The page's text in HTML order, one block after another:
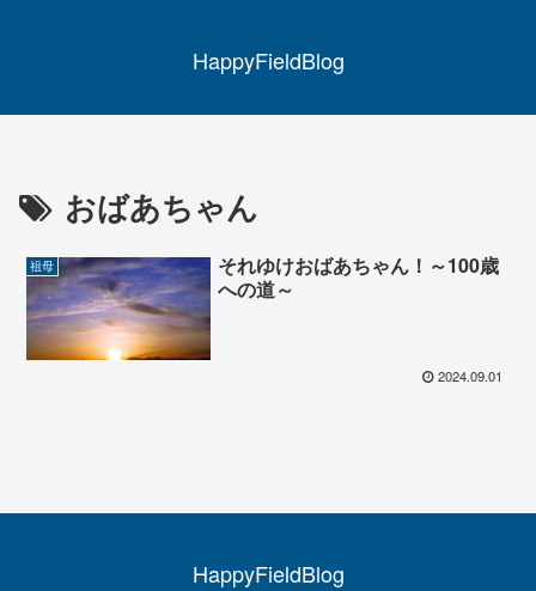
HappyFieldBlog
おばあちゃん
祖母
それゆけおばあちゃん！～100歳
への道～
2024.09.01
HappyFieldBlog